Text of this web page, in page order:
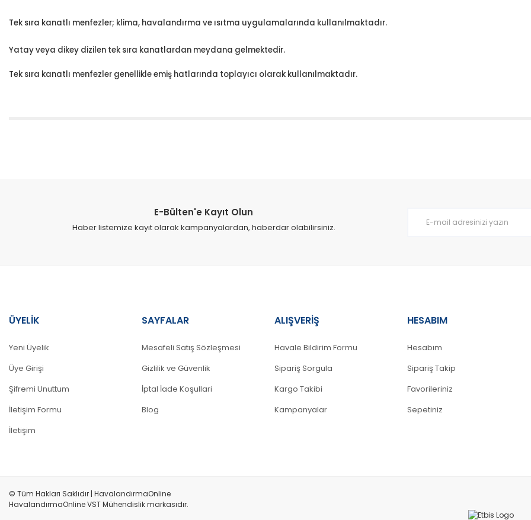
Tek sıra kanatlı menfezler; klima, havalandırma ve ısıtma uygulamalarında kullanılmaktadır.
Yatay veya dikey dizilen tek sıra kanatlardan meydana gelmektedir.
Tek sıra kanatlı menfezler genellikle emiş hatlarında toplayıcı olarak kullanılmaktadır.
Ürün fiyatı diğer sitelerden daha pahalı.
Gönder
E-Bülten'e Kayıt Olun
Haber listemize kayıt olarak kampanyalardan, haberdar olabilirsiniz.
ÜYELİK
Yeni Üyelik
Üye Girişi
Şifremi Unuttum
İletişim Formu
İletişim
SAYFALAR
Mesafeli Satış Sözleşmesi
Gizlilik ve Güvenlik
İptal İade Koşullari
Blog
ALIŞVERİŞ
Havale Bildirim Formu
Sipariş Sorgula
Kargo Takibi
Kampanyalar
HESABIM
Hesabım
Sipariş Takip
Favorileriniz
Sepetiniz
© Tüm Hakları Saklıdır | HavalandırmaOnline
HavalandırmaOnline VST Mühendislik markasıdır.